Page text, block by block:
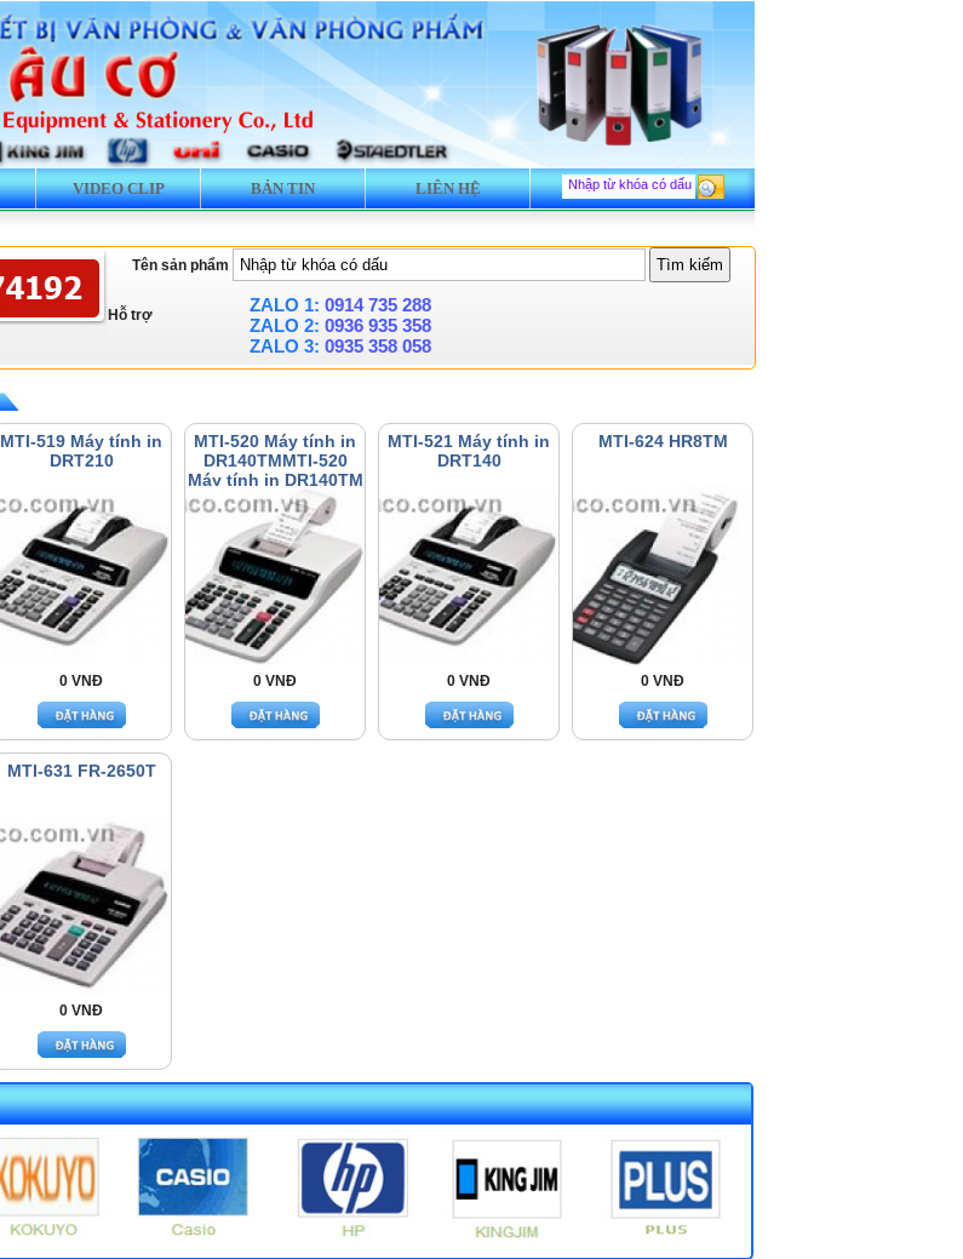
VIDEO CLIP BẢN TIN LIÊN HỆ
Tên sản phẩm
Hỗ trợ ZALO 1: 0914 735 288
ZALO 2: 0936 935 358
ZALO 3: 0935 358 058
MTI-519 Máy tính in
DRT210
0 VNĐ
MTI-520 Máy tính in
DR140TMMTI-520
Máy tính in DR140TM
0 VNĐ
MTI-521 Máy tính in
DRT140
0 VNĐ
MTI-624 HR8TM
0 VNĐ
MTI-631 FR-2650T
0 VNĐ